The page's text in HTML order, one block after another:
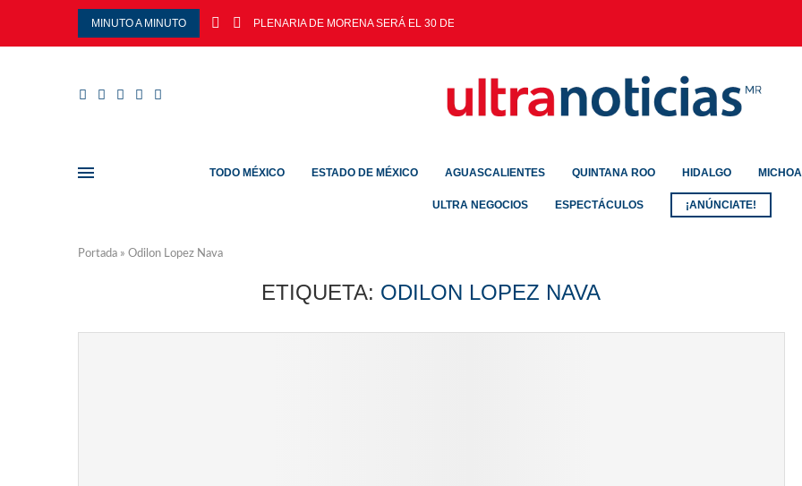
MINUTO A MINUTO PLENARIA DE MORENA SERÁ EL 30 DE AGOSTO
TODO MÉXICO ESTADO DE MÉXICO AGUASCALIENTES QUINTANA ROO HIDALGO
ULTRA NEGOCIOS ESPECTÁCULOS ¡ANÚNCIATE!
Portada » Odilon Lopez Nava
ETIQUETA: ODILON LOPEZ NAVA